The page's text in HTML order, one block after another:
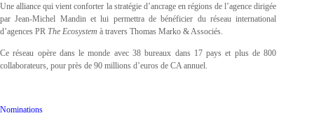
Une alliance qui vient conforter la stratégie d’ancrage en régions de l’agence dirigée
par Jean-Michel Mandin et lui permettra de bénéficier du réseau international
d’agences PR The Ecosystem à travers Thomas Marko & Associés.
Ce réseau opère dans le monde avec 38 bureaux dans 17 pays et plus de 800
collaborateurs, pour près de 90 millions d’euros de CA annuel.
Nominations